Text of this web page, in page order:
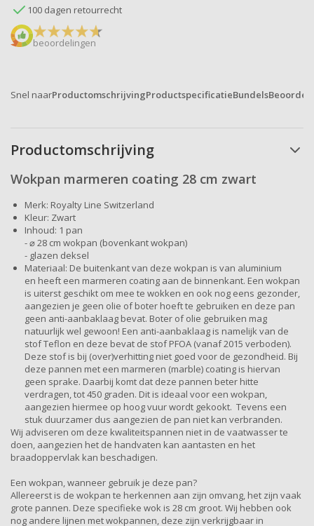
100 dagen retourrecht
beoordelingen
Snel naarProductomschrijvingProductspecificatieBundels
Productomschrijving
Wokpan marmeren coating 28 cm zwart
Merk: Royalty Line Switzerland
Kleur: Zwart
Inhoud: 1 pan
- ⌀ 28 cm wokpan (bovenkant wokpan)
- glazen deksel
Materiaal: De buitenkant van deze wokpan is van aluminium
en heeft een marmeren coating aan de binnenkant. Een wokpan
is uiterst geschikt om mee te wokken en ook nog eens gezonder,
aangezien je geen olie of boter hoeft te gebruiken en deze pan
geen anti-aanbaklaag bevat. Boter of olie gebruiken mag
natuurlijk wel gewoon! Een anti-aanbaklaag is namelijk van de
stof Teflon en deze bevat de stof PFOA (vanaf 2015 verboden).
Deze stof is bij (over)verhitting niet goed voor de gezondheid. Bij
deze pannen met een marmeren (marble) coating is hiervan
geen sprake. Daarbij komt dat deze pannen beter hitte
verdragen, tot 450 graden. Dit is ideaal voor een wokpan,
aangezien hiermee op hoog vuur wordt gekookt. Tevens een
stuk duurzamer dus aangezien de pan niet kan verbranden.
Wij adviseren om deze kwaliteitspannen niet in de vaatwasser te
doen, aangezien het de handvaten kan aantasten en het
braadoppervlak kan beschadigen.
Een wokpan, wanneer gebruik je deze pan?
Allereerst is de wokpan te herkennen aan zijn omvang, het zijn vaak
grote pannen. Deze specifieke wok is 28 cm groot. Wij hebben ook
nog andere lijnen met wokpannen, deze zijn verkrijgbaar in